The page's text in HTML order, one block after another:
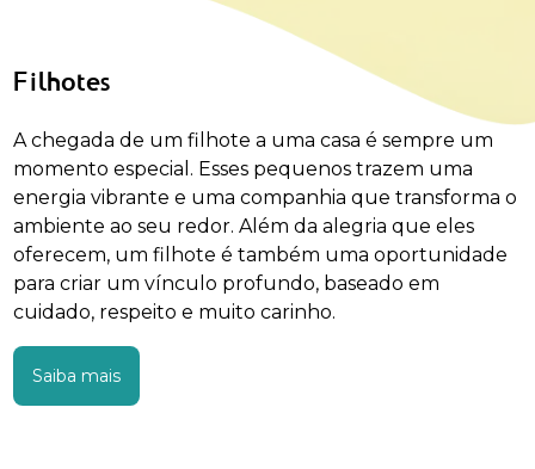
Filhotes
A chegada de um filhote a uma casa é sempre um
momento especial. Esses pequenos trazem uma
energia vibrante e uma companhia que transforma o
ambiente ao seu redor. Além da alegria que eles
oferecem, um filhote é também uma oportunidade
para criar um vínculo profundo, baseado em
cuidado, respeito e muito carinho.
Saiba mais